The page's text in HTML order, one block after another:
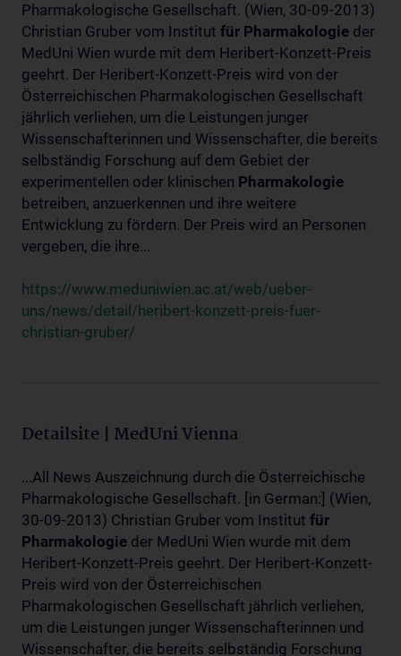
Pharmakologische Gesellschaft. (Wien, 30-09-2013)
Christian Gruber vom Institut für Pharmakologie der
MedUni Wien wurde mit dem Heribert-Konzett-Preis
geehrt. Der Heribert-Konzett-Preis wird von der
Österreichischen Pharmakologischen Gesellschaft
jährlich verliehen, um die Leistungen junger
Wissenschafterinnen und Wissenschafter, die bereits
selbständig Forschung auf dem Gebiet der
experimentellen oder klinischen Pharmakologie
betreiben, anzuerkennen und ihre weitere
Entwicklung zu fördern. Der Preis wird an Personen
vergeben, die ihre...
https://www.meduniwien.ac.at/web/ueber-
uns/news/detail/heribert-konzett-preis-fuer-
christian-gruber/
Detailsite | MedUni Vienna
...All News Auszeichnung durch die Österreichische
Pharmakologische Gesellschaft. [in German:] (Wien,
30-09-2013) Christian Gruber vom Institut für
Pharmakologie der MedUni Wien wurde mit dem
Heribert-Konzett-Preis geehrt. Der Heribert-Konzett-
Preis wird von der Österreichischen
Pharmakologischen Gesellschaft jährlich verliehen,
um die Leistungen junger Wissenschafterinnen und
Wissenschafter, die bereits selbständig Forschung